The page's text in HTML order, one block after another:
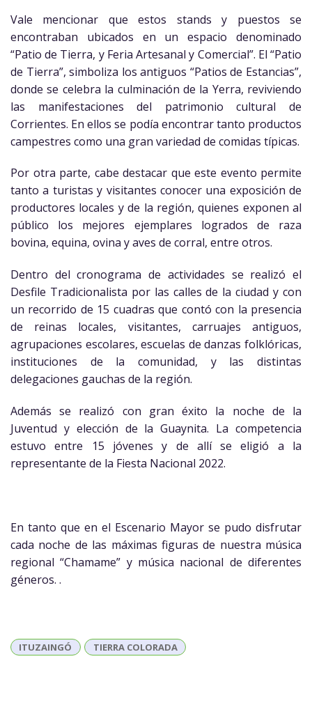
Vale mencionar que estos stands y puestos se
encontraban ubicados en un espacio denominado
“Patio de Tierra, y Feria Artesanal y Comercial”. El “Patio
de Tierra”, simboliza los antiguos “Patios de Estancias”,
donde se celebra la culminación de la Yerra, reviviendo
las manifestaciones del patrimonio cultural de
Corrientes. En ellos se podía encontrar tanto productos
campestres como una gran variedad de comidas típicas.
Por otra parte, cabe destacar que este evento permite
tanto a turistas y visitantes conocer una exposición de
productores locales y de la región, quienes exponen al
público los mejores ejemplares logrados de raza
bovina, equina, ovina y aves de corral, entre otros.
Dentro del cronograma de actividades se realizó el
Desfile Tradicionalista por las calles de la ciudad y con
un recorrido de 15 cuadras que contó con la presencia
de reinas locales, visitantes, carruajes antiguos,
agrupaciones escolares, escuelas de danzas folklóricas,
instituciones de la comunidad, y las distintas
delegaciones gauchas de la región.
Además se realizó con gran éxito la noche de la
Juventud y elección de la Guaynita. La competencia
estuvo entre 15 jóvenes y de allí se eligió a la
representante de la Fiesta Nacional 2022.
En tanto que en el Escenario Mayor se pudo disfrutar
cada noche de las máximas figuras de nuestra música
regional “Chamame” y música nacional de diferentes
géneros. .
ITUZAINGÓ TIERRA COLORADA